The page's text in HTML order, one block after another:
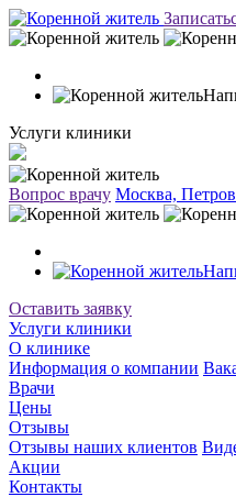
Услуги клиники
Вопрос врачу Москва,
Оставить заявку
Услуги клиники
О клинике
Информация о компании
Врачи
Цены
Отзывы
Отзывы наших клиентов
Акции
Контакты